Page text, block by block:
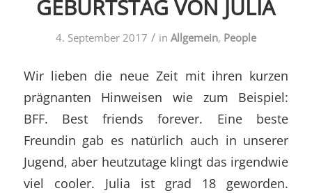
GEBURTSTAG VON JULIA
4. September 2017 / in Allgemein, People
Wir lieben die neue Zeit mit ihren kurzen
prägnanten Hinweisen wie zum Beispiel:
BFF. Best friends forever. Eine beste
Freundin gab es natürlich auch in unserer
Jugend, aber heutzutage klingt das irgendwie
viel cooler. Julia ist grad 18 geworden.